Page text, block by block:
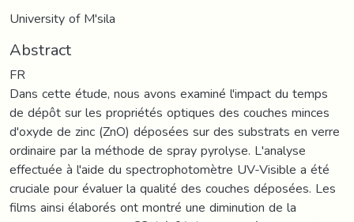
University of M'sila
Abstract
FR
Dans cette étude, nous avons examiné l'impact du temps
de dépôt sur les propriétés optiques des couches minces
d'oxyde de zinc (ZnO) déposées sur des substrats en verre
ordinaire par la méthode de spray pyrolyse. L'analyse
effectuée à l'aide du spectrophotomètre UV-Visible a été
cruciale pour évaluer la qualité des couches déposées. Les
films ainsi élaborés ont montré une diminution de la